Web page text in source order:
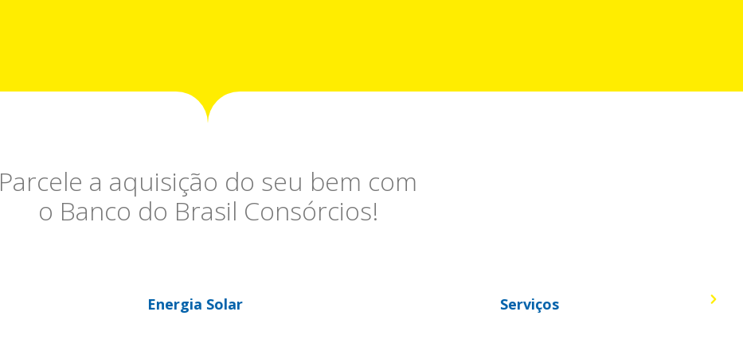
Parcele a aquisição do seu bem com
o Banco do Brasil Consórcios!
Serviços Motocicletas